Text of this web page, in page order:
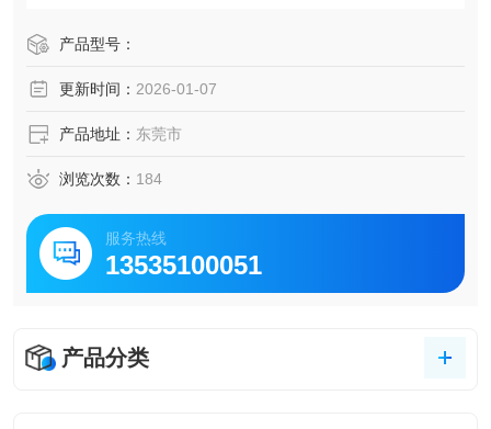
制、样机试验、产品合格鉴定试验全过程等不可少的重要试
产品型号：
更新时间： 2026-01-07
产品地址： 东莞市
浏览次数： 184
服务热线
13535100051
产品分类